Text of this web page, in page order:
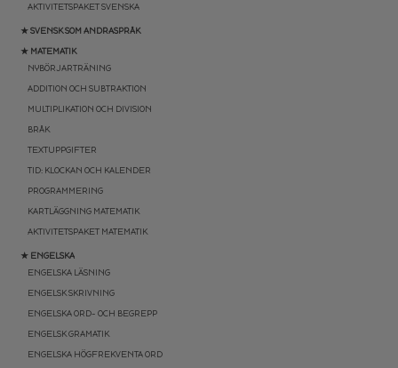
AKTIVITETSPAKET SVENSKA
★ SVENSK SOM ANDRASPRÅK
★ MATEMATIK
NYBÖRJARTRÄNING
ADDITION OCH SUBTRAKTION
MULTIPLIKATION OCH DIVISION
BRÅK
TEXTUPPGIFTER
TID: KLOCKAN OCH KALENDER
PROGRAMMERING
KARTLÄGGNING MATEMATIK
AKTIVITETSPAKET MATEMATIK
★ ENGELSKA
ENGELSKA LÄSNING
ENGELSK SKRIVNING
ENGELSKA ORD- OCH BEGREPP
ENGELSK GRAMATIK
ENGELSKA HÖGFREKVENTA ORD